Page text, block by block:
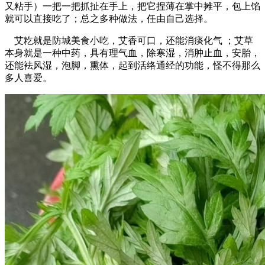
又粘手）一把一把抓扯在手上，把它捏薄在掌中摊平，包上馅
就可以直接吃了；总之多种做法，任由自己选择。
艾籺就是防城美食小吃，艾香可口，还能消痰化气 ；艾草
本身就是一种中药，具有理气血，除寒湿，消肿止血，安胎，
还能袪风湿，泡脚，熏体，起到活络通经的功能，怪不得那么
多人喜爱。